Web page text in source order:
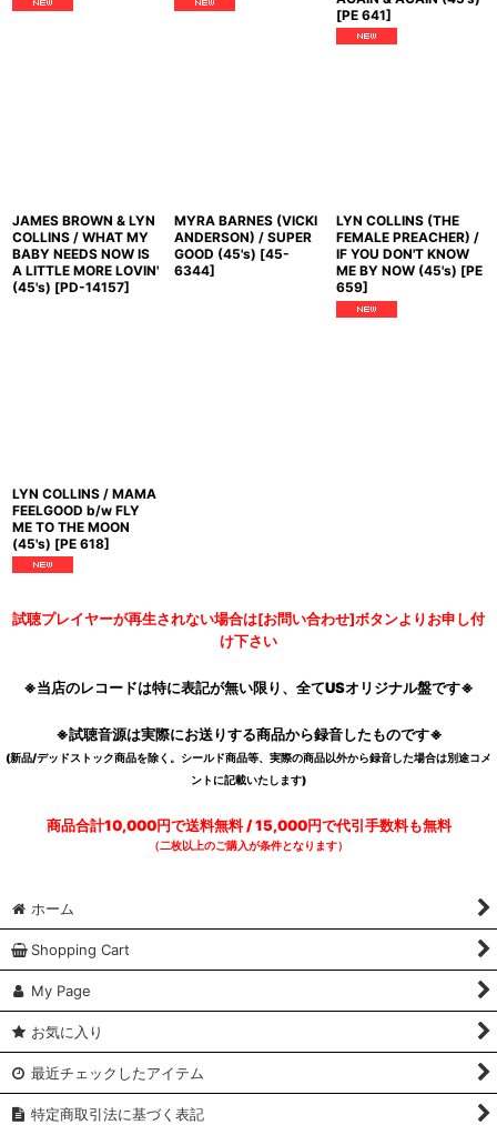
[PE 641]
JAMES BROWN & LYN
COLLINS / WHAT MY
BABY NEEDS NOW IS
A LITTLE MORE LOVIN'
(45's) [PD-14157]
MYRA BARNES (VICKI
ANDERSON) / SUPER
GOOD (45's) [45-
6344]
LYN COLLINS (THE
FEMALE PREACHER) /
IF YOU DON'T KNOW
ME BY NOW (45's) [PE
659]
LYN COLLINS / MAMA
FEELGOOD b/w FLY
ME TO THE MOON
(45's) [PE 618]
試聴プレイヤーが再生されない場合は[お問い合わせ]ボタンよりお申し付
け下さい
※当店のレコードは特に表記が無い限り、全てUSオリジナル盤です※
※試聴音源は実際にお送りする商品から録音したものです※
(新品/デッドストック商品を除く。シールド商品等、実際の商品以外から録音した場合は別途コメ
ントに記載いたします)
商品合計10,000円で送料無料 / 15,000円で代引手数料も無料
（二枚以上のご購入が条件となります）
ホーム
Shopping Cart
My Page
お気に入り
最近チェックしたアイテム
特定商取引法に基づく表記